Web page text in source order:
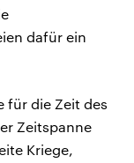
dafür ein
für die Zeit des
Zeitspanne
Kriege,